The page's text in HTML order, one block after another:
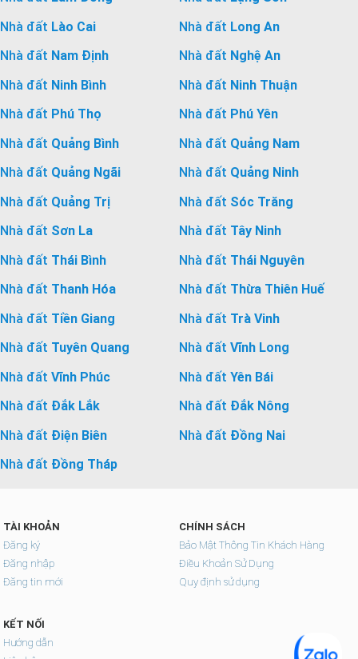
Nhà đất Lào Cai Nhà đất Long An
Nhà đất Nam Định Nhà đất Nghệ An
Nhà đất Ninh Bình Nhà đất Ninh Thuận
Nhà đất Phú Thọ Nhà đất Phú Yên
Nhà đất Quảng Bình Nhà đất Quảng Nam
Nhà đất Quảng Ngãi Nhà đất Quảng Ninh
Nhà đất Quảng Trị Nhà đất Sóc Trăng
Nhà đất Sơn La Nhà đất Tây Ninh
Nhà đất Thái Bình Nhà đất Thái Nguyên
Nhà đất Thanh Hóa Nhà đất Thừa Thiên Huế
Nhà đất Tiền Giang Nhà đất Trà Vinh
Nhà đất Tuyên Quang Nhà đất Vĩnh Long
Nhà đất Vĩnh Phúc Nhà đất Yên Bái
Nhà đất Đắk Lắk Nhà đất Đắk Nông
Nhà đất Điện Biên Nhà đất Đồng Nai
Nhà đất Đồng Tháp
TÀI KHOẢN
Đăng ký
Đăng nhập
Đăng tin mới
CHÍNH SÁCH
Bảo Mật Thông Tin Khách Hàng
Điều Khoản Sử Dụng
Quy định sử dụng
KẾT NỐI
Hướng dẫn